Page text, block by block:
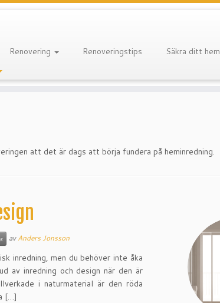
Renovering Renoveringstips Säkra ditt hem
att det är dags att börja fundera på heminredning.
avAnders Jonsson
inredning, men du behöver inte åka
av inredning och design när den är
i naturmaterial är den röda
[…]